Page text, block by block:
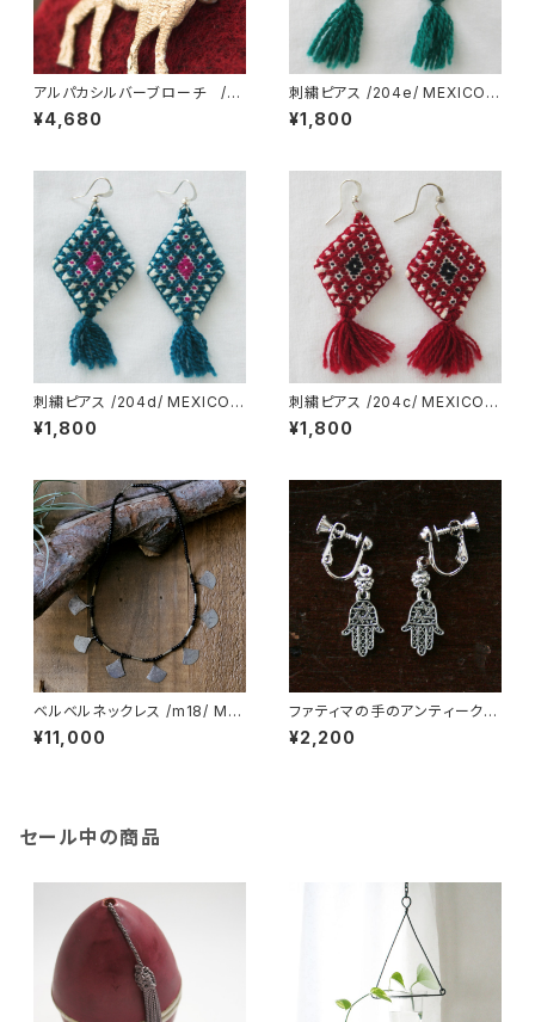
アルパカシルバーブローチ /p
b32/ PERU
¥4,680
刺繍ピアス /204e/ MEXICO
メキシコ
¥1,800
刺繍ピアス /204d/ MEXICO
メキシコ
¥1,800
刺繍ピアス /204c/ MEXICO
メキシコ
¥1,800
ベルベルネックレス /m18/ MO
ROCCO モロッコ
¥11,000
ファティマの手のアンティーク調
シルバーイヤリング /m33se/
MOROCCO モロッコ
¥2,200
セール中の商品